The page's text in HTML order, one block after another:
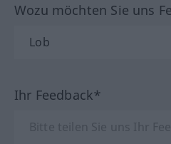
Wozu möchten Sie uns
Ihr Feedback*